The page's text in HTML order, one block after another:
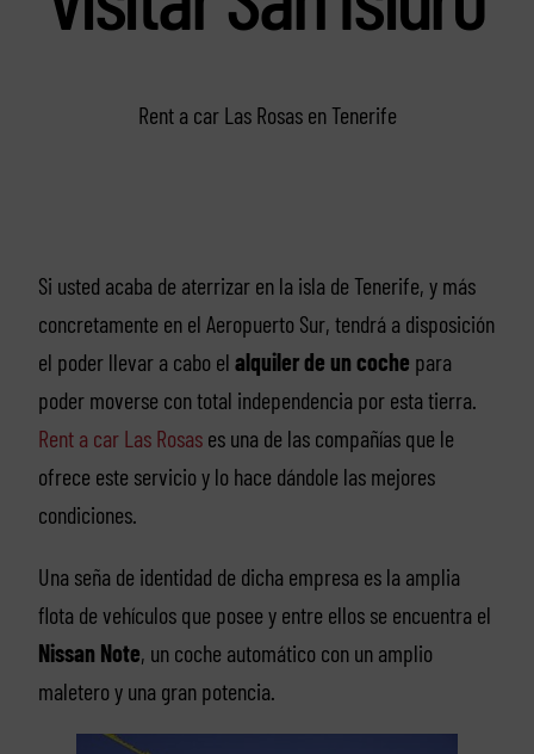
Rent a car Las Rosas en Tenerife
Si usted acaba de aterrizar en la isla de Tenerife, y más
concretamente en el Aeropuerto Sur, tendrá a disposición
el poder llevar a cabo el alquiler de un coche para
poder moverse con total independencia por esta tierra.
Rent a car Las Rosas es una de las compañías que le
ofrece este servicio y lo hace dándole las mejores
condiciones.
Una seña de identidad de dicha empresa es la amplia
flota de vehículos que posee y entre ellos se encuentra el
Nissan Note, un coche automático con un amplio
maletero y una gran potencia.